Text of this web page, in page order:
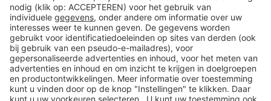
Klantenservice
Shop
Acties